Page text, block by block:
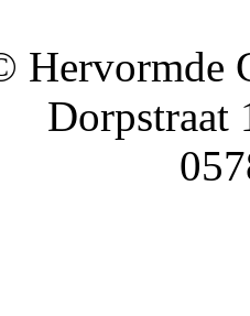
Hervormde
Dorpstraat